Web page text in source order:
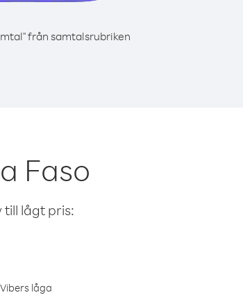
från samtalsrubriken
Faso
lågt pris:
låga